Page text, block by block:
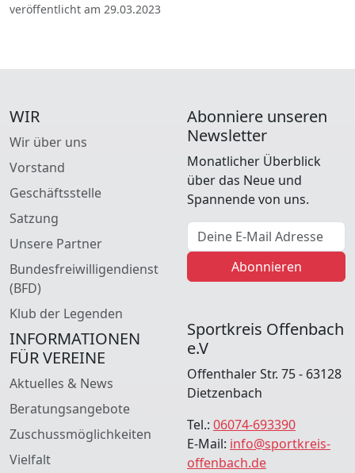
veröffentlicht am 29.03.2023
WIR
Wir über uns
Vorstand
Geschäftsstelle
Satzung
Unsere Partner
Bundesfreiwilligendienst
(BFD)
Klub der Legenden
INFORMATIONEN
FÜR VEREINE
Aktuelles & News
Beratungsangebote
Zuschussmöglichkeiten
Vielfalt
Abonniere unseren
Newsletter
Monatlicher Überblick
über das Neue und
Spannende von uns.
E-Mail Adresse
Abonnieren
Sportkreis Offenbach
e.V
Offenthaler Str. 75 - 63128
Dietzenbach
Tel.: 06074-693390
E-Mail: info@sportkreis-
offenbach.de